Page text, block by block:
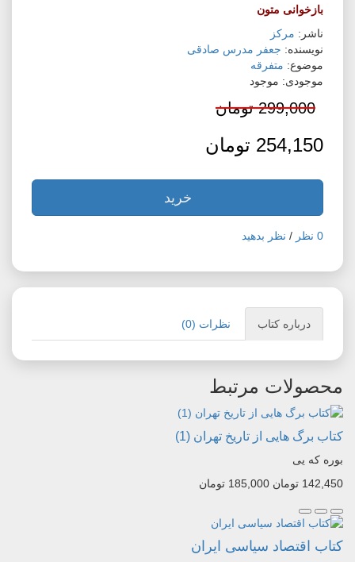
بازخوانی متون
ناشر: مرکز
نویسنده: جعفر مدرس صادقی
موضوع: متفرقه
موجودی: موجود
299,000 تومان
254,150 تومان
خرید
0 نظر / نظر بدهید
درباره کتاب نظرات (0)
محصولات مرتبط
کتاب برگ هایی از تاریخ تهران (1)
بوره که یی
142,450 تومان
185,000 تومان
کتاب اقتصاد سیاسی ایران